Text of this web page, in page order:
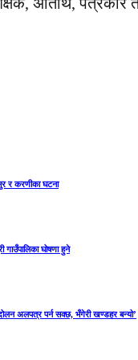
र करणीका घटना
घोषणा हुने
अलपत्र पर्न सक्छ, भँगेरी खण्डहर बन्यो’